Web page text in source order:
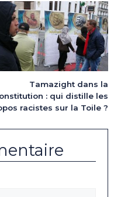
Tamazight dans la
: qui distille les
racistes sur la Toile ?